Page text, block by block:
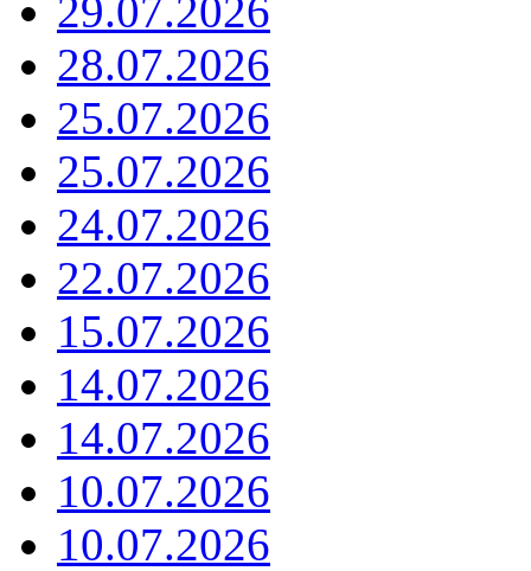
29.07.2026
28.07.2026
25.07.2026
25.07.2026
24.07.2026
22.07.2026
15.07.2026
14.07.2026
14.07.2026
10.07.2026
10.07.2026